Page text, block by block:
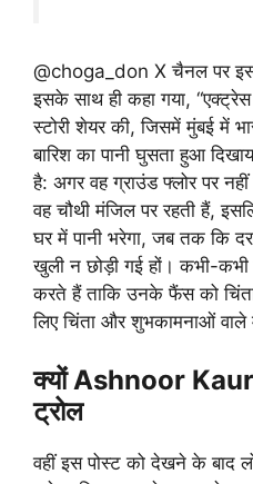
@choga_don X चैनल पर
इसके साथ ही कहा गया,
स्टोरी शेयर की, जिसमें मुंबई में
बारिश का पानी घुसता हुआ
है: अगर वह ग्राउंड फ्लोर पर
वह चौथी मंजिल पर रहती हैं,
घर में पानी भरेगा, जब तक कि
खुली न छोड़ी गई हों। कभी-कभी
करते हैं ताकि उनके फैंस को
लिए चिंता और शुभकामनाओं
क्यों Ashnoor Kaur
ट्रोल
वहीं इस पोस्ट को देखने के बाद